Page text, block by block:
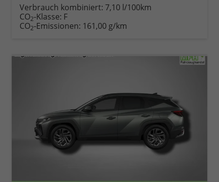
Verbrauch kombiniert: 7,10 l/100km
CO2-Klasse: F
CO2-Emissionen: 161,00 g/km